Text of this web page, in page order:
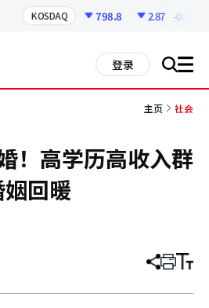
KOSDAQ 798.8 2.87 -0.36%
登录 搜 all
主页 社会
！高学历高收入群
回暖
分
章
打 调
小